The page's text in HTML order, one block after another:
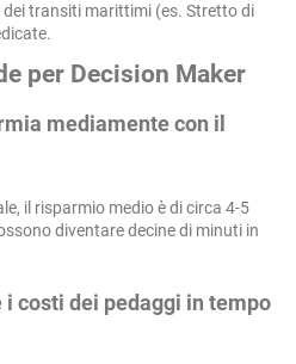
transiti marittimi (es. Stretto di
per Decision Maker
mediamente con il
il risparmio medio è di circa 4-5
diventare decine di minuti in
costi dei pedaggi in tempo